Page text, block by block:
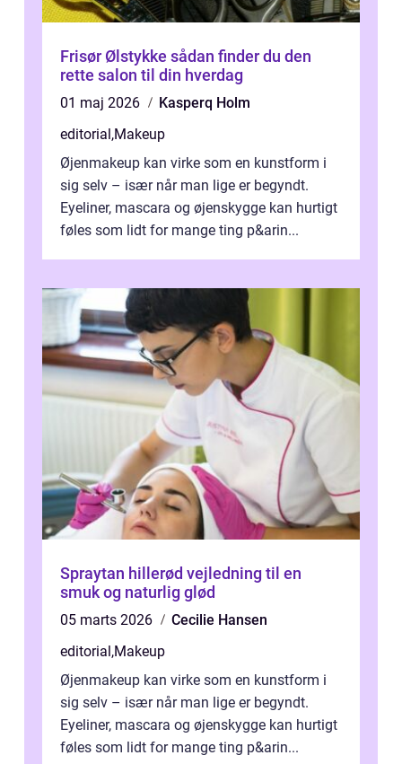
Frisør Ølstykke sådan finder du den
rette salon til din hverdag
01 maj 2026
Kasperq Holm
editorial,Makeup
Øjenmakeup kan virke som en kunstform i
sig selv – især når man lige er begyndt.
Eyeliner, mascara og øjenskygge kan hurtigt
føles som lidt for mange ting p&arin...
Spraytan hillerød vejledning til en
smuk og naturlig glød
05 marts 2026
Cecilie Hansen
editorial,Makeup
Øjenmakeup kan virke som en kunstform i
sig selv – især når man lige er begyndt.
Eyeliner, mascara og øjenskygge kan hurtigt
føles som lidt for mange ting p&arin...